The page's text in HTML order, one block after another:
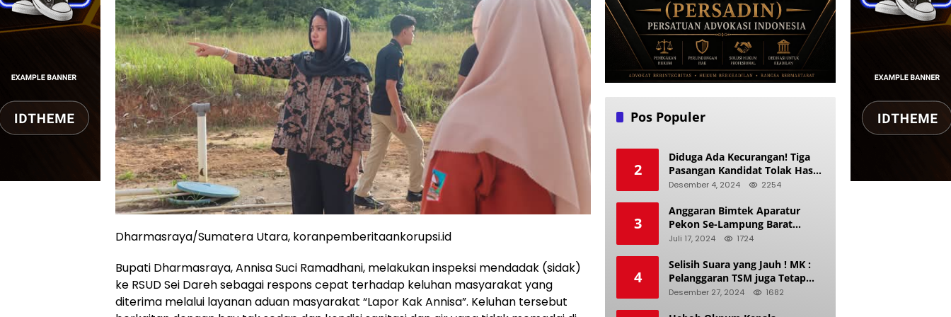
Dharmasraya/Sumatera Utara, koranpemberitaankorupsi.id
Bupati Dharmasraya, Annisa Suci Ramadhani, melakukan inspeksi mendadak (sidak)
ke RSUD Sei Dareh sebagai respons cepat terhadap keluhan masyarakat yang
diterima melalui layanan aduan masyarakat “Lapor Kak Annisa”. Keluhan tersebut
Pos Populer
2
Diduga Ada Kecurangan! Tiga
Pasangan Kandidat Tolak Hasil
Pilkada Kerinci 2024
Desember 4, 2024 2254
3
Anggaran Bimtek Aparatur
Pekon Se-Lampung Barat
Diduga Ladang Korupsi Buat
Juli 17, 2024 1724
4
Selisih Suara yang Jauh ! MK :
Pelanggaran TSM juga Tetap
Mengacu pada Prinsip Keadilan
Desember 27, 2024 1682